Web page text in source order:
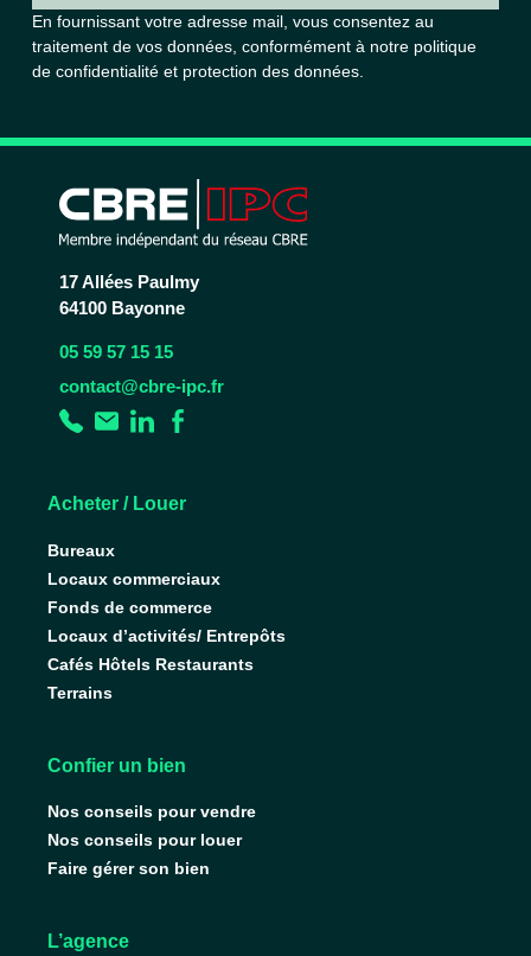
En fournissant votre adresse mail, vous consentez au
traitement de vos données, conformément à notre politique
de confidentialité et protection des données.
17 Allées Paulmy
64100 Bayonne
05 59 57 15 15
contact@cbre-ipc.fr
Acheter / Louer
Bureaux
Locaux commerciaux
Fonds de commerce
Locaux d’activités/ Entrepôts
Cafés Hôtels Restaurants
Terrains
Confier un bien
Nos conseils pour vendre
Nos conseils pour louer
Faire gérer son bien
L’agence